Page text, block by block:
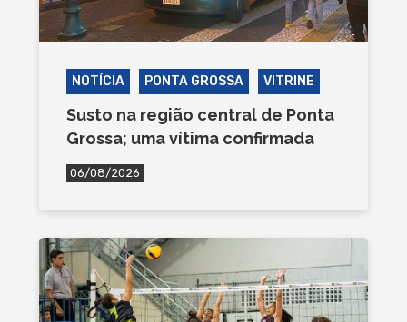
NOTÍCIA PONTA GROSSA VITRINE
Susto na região central de Ponta
Grossa; uma vítima confirmada
06/08/2026